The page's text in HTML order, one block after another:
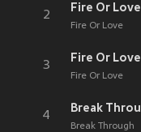
2
Fire Or Love
Fire Or Love
3
Fire Or
Fire Or Love
4
Break
Break Through